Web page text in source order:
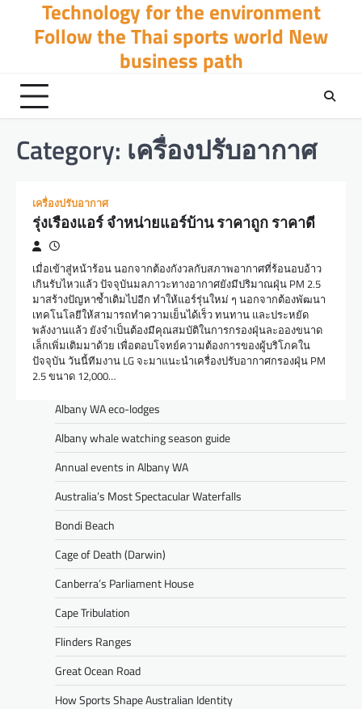
content
Technology for the environment
Follow the Thai sports world New
business path
Category: เครื่องปรับอากาศ
เครื่องปรับอากาศ
รุ่งเรืองแอร์ จำหน่ายแอร์บ้าน ราคาถูก ราคาดี
เมื่อเข้าสู่หน้าร้อน นอกจากต้องกังวลกับสภาพอากาศที่ร้อนอบอ้าว
เกินรับไหวแล้ว ปัจจุบันมลภาวะทางอากาศยังมีปริมาณฝุ่น PM 2.5
มาสร้างปัญหาซ้ำเติมไปอีก ทำให้แอร์รุ่นใหม่ ๆ นอกจากต้องพัฒนา
เทคโนโลยีให้สามารถทำความเย็นได้เร็ว ทนทาน และประหยัด
พลังงานแล้ว ยังจำเป็นต้องมีคุณสมบัติในการกรองฝุ่นละอองขนาด
เล็กเพิ่มเติมมาด้วย เพื่อตอบโจทย์ความต้องการของผู้บริโภคใน
ปัจจุบัน วันนี้ทีมงาน LG จะมาแนะนำเครื่องปรับอากาศกรองฝุ่น PM
2.5 ขนาด 12,000…
Albany WA eco-lodges
Albany whale watching season guide
Annual events in Albany WA
Australia’s Most Spectacular Waterfalls
Bondi Beach
Cage of Death (Darwin)
Canberra’s Parliament House
Cape Tribulation
Flinders Ranges
Great Ocean Road
How Sports Shape Australian Identity